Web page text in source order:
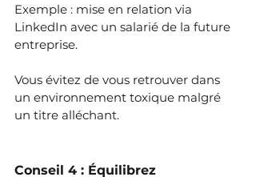
Exemple : mise en relation via
LinkedIn avec un salarié de la future
entreprise.
Vous évitez de vous retrouver dans
un environnement toxique malgré
un titre alléchant.
Conseil 4 : Équilibrez